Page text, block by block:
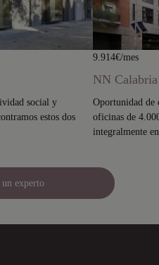
social y
estos dos
9.914€/mes
NN
Oportunidad de
oficinas de
integralmente
un experto